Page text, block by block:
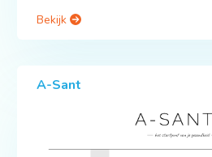
Bekijk
A-Sant